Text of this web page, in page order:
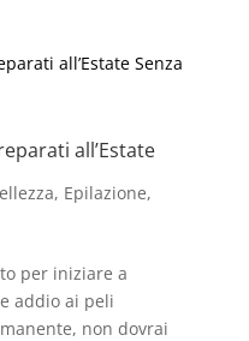
all’Estate
, Epilazione,
per iniziare a
addio ai peli
non dovrai